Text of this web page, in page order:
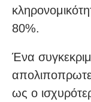
80%.
Ένα
ως ο